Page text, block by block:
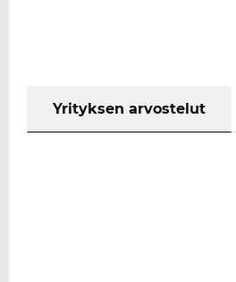
Yrityksen arvostelut